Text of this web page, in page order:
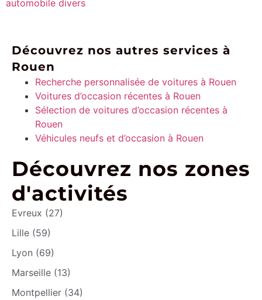
automobile divers
Découvrez nos autres services à
Rouen
Recherche personnalisée de voitures à Rouen
Voitures d’occasion récentes à Rouen
Sélection de voitures d’occasion récentes à
Rouen
Véhicules neufs et d’occasion à Rouen
Découvrez nos zones
d'activités
Evreux (27)
Lille (59)
Lyon (69)
Marseille (13)
Montpellier (34)